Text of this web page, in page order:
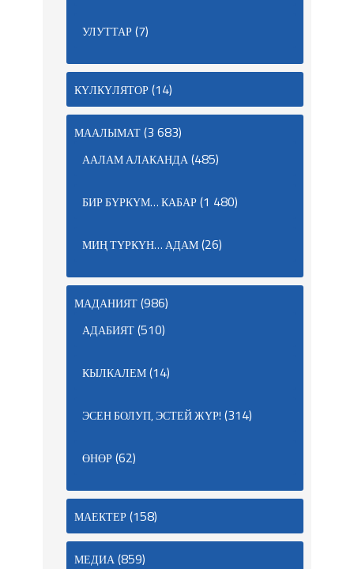
УЛУТТАР(7)
КҮЛКҮЛЯТОР(14)
МААЛЫМАТ(3 683)
ААЛАМ АЛАКАНДА(485)
БИР БҮРКҮМ… КАБАР(1 480)
МИҢ ТҮРКҮН… АДАМ(26)
МАДАНИЯТ(986)
АДАБИЯТ(510)
КЫЛКАЛЕМ(14)
ЭСЕН БОЛУП, ЭСТЕЙ ЖҮР! (314)
ӨНӨР(62)
МАЕКТЕР(158)
МЕДИА(859)